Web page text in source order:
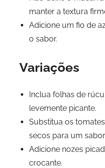
manter a textura
Adicione um fio de
o sabor.
Variações
Inclua folhas de
levemente picante.
Substitua os
secos para um
Adicione nozes
crocante.